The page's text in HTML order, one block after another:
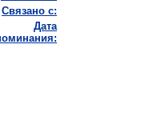
Связано с:
Дата